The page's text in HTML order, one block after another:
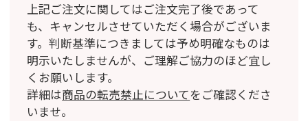
上記ご注文に関してはご注文完了後であって
も、キャンセルさせていただく場合がございま
す。判断基準につきましては予め明確なものは
明示いたしませんが、ご理解ご協力のほど宜し
くお願いします。
詳細は商品の転売禁止についてをご確認くださ
いませ。